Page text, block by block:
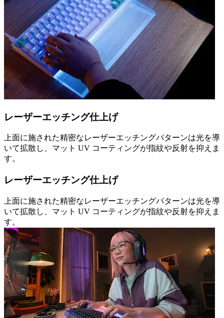
レーザーエッチング仕上げ
上面に施された精密なレーザーエッチングパターンは光を導
いて拡散し、マット UV コーティングが指紋や反射を抑えま
す。
レーザーエッチング仕上げ
上面に施された精密なレーザーエッチングパターンは光を導
いて拡散し、マット UV コーティングが指紋や反射を抑えま
す。